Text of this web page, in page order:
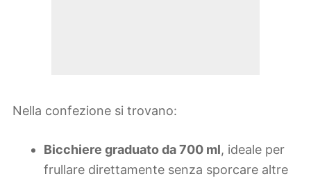
Nella confezione si trovano:
Bicchiere graduato da 700 ml, ideale per
frullare direttamente senza sporcare altre